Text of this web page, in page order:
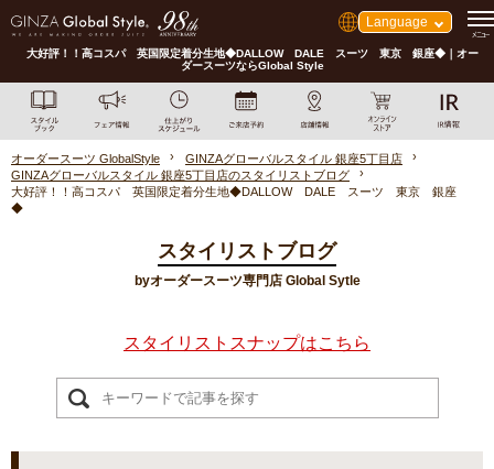
Language
大好評！！高コスパ 英国限定着分生地◆DALLOW DALE スーツ 東京 銀座◆｜オー
ダースーツならGlobal Style
オーダースーツ GlobalStyle
GINZAグローバルスタイル 銀座5丁目店
GINZAグローバルスタイル 銀座5丁目店のスタイリストブログ
大好評！！高コスパ 英国限定着分生地◆DALLOW DALE スーツ 東京 銀座
◆
スタイリストブログ
byオーダースーツ専門店 Global Sytle
スタイリストスナップはこちら